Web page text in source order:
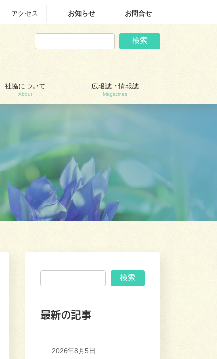
アクセス お知らせ お問合せ
検索
社協について
About
広報誌・情報誌
Magazines
検索
最新の記事
2026年8月5日